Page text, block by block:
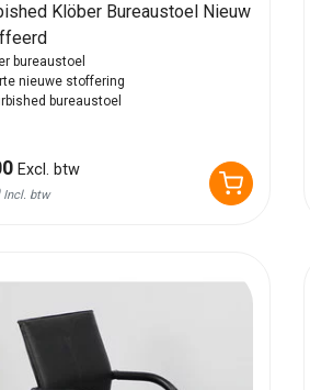
Klöber Bureaustoel Nieuw
bureaustoel
nieuwe stoffering
bureaustoel
Excl. btw
Incl. btw